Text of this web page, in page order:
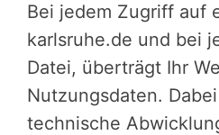
Bei jedem Zugriff auf
karlsruhe.de und bei
Datei, überträgt Ihr
Nutzungsdaten.
technische